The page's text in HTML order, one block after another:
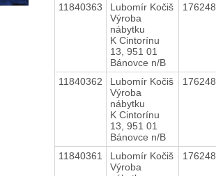
11840363
Lubomír Kočiš
Výroba
nábytku
K Cintorínu
13, 951 01
Bánovce n/B
11840362
Lubomír Kočiš
Výroba
nábytku
K Cintorínu
13, 951 01
Bánovce n/B
11840361
Lubomír Kočiš
Výroba